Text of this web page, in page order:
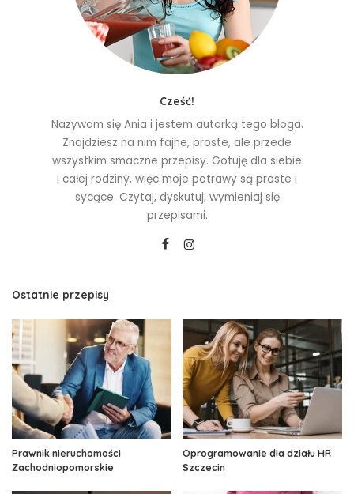
Cześć!
Nazywam się Ania i jestem autorką tego bloga.
Znajdziesz na nim fajne, proste, ale przede
wszystkim smaczne przepisy. Gotuję dla siebie
i całej rodziny, więc moje potrawy są proste i
sycące. Czytaj, dyskutuj, wymieniaj się
przepisami.
Ostatnie przepisy
Prawnik nieruchomości
Zachodniopomorskie
Oprogramowanie dla działu HR
Szczecin